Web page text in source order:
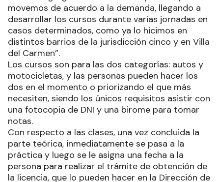
movemos de acuerdo a la demanda, llegando a
desarrollar los cursos durante varias jornadas en
casos determinados, como ya lo hicimos en
distintos barrios de la jurisdicción cinco y en Villa
del Carmen”.
Los cursos son para las dos categorías: autos y
motocicletas, y las personas pueden hacer los
dos en el momento o priorizando el que más
necesiten, siendo los únicos requisitos asistir con
una fotocopia de DNI y una birome para tomar
notas.
Con respecto a las clases, una vez concluida la
parte teórica, inmediatamente se pasa a la
práctica y luego se le asigna una fecha a la
persona para realizar el trámite de obtención de
la licencia, que lo pueden hacer en la Dirección de